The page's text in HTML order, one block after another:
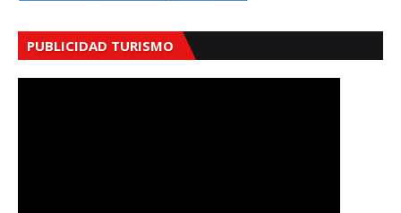
PUBLICIDAD TURISMO